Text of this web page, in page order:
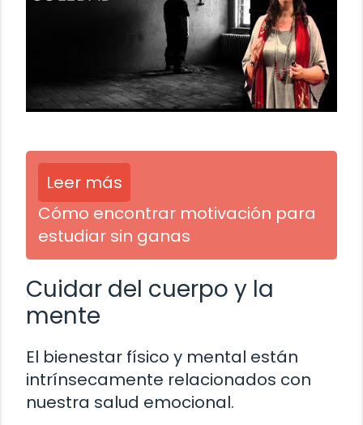
Leer más
Cómo encontrar motivación para
estudiar sin ganas
Cuidar del cuerpo y la
mente
El bienestar físico y mental están
intrínsecamente relacionados con
nuestra salud emocional.